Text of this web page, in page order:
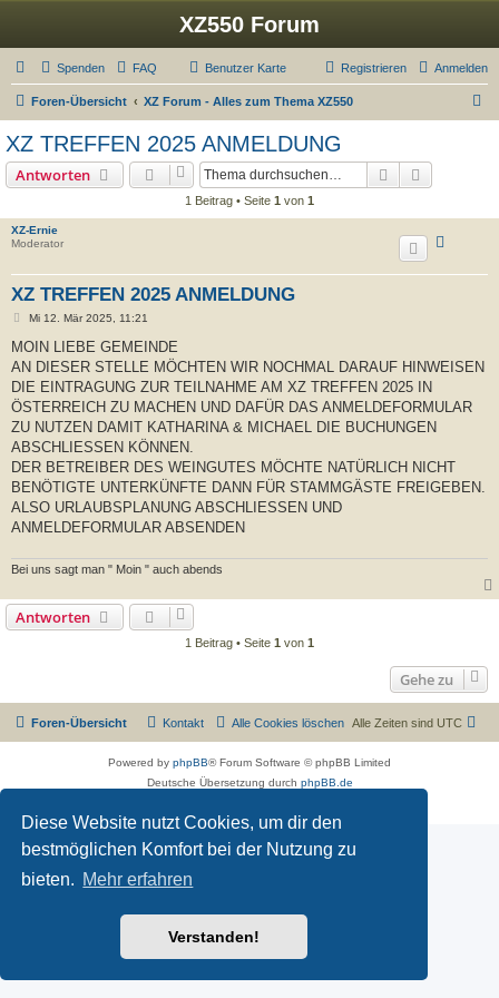
Diese Website nutzt Cookies, um dir den
bestmöglichen Komfort bei der Nutzung zu
bieten. Mehr erfahren
Verstanden!
XZ550 Forum
Spenden FAQ Benutzer Karte Anmelden
Registrieren
Foren-Übersicht XZ Forum - Alles zum Thema XZ550
XZ TREFFEN 2025 ANMELDUNG
Antworten Suche
1 Beitrag • Seite 1 von 1
XZ-Ernie
Moderator
XZ TREFFEN 2025 ANMELDUNG
B
i
r
a
Mi 12. Mär 2025, 11:21
MOIN LIEBE GEMEINDE
AN DIESER STELLE MÖCHTEN WIR NOCHMAL DARAUF HINWEISEN
DIE EINTRAGUNG ZUR TEILNAHME AM XZ TREFFEN 2025 IN
ÖSTERREICH ZU MACHEN UND DAFÜR DAS ANMELDEFORMULAR
ZU NUTZEN DAMIT KATHARINA & MICHAEL DIE BUCHUNGEN
ABSCHLIESSEN KÖNNEN.
DER BETREIBER DES WEINGUTES MÖCHTE NATÜRLICH NICHT
BENÖTIGTE UNTERKÜNFTE DANN FÜR STAMMGÄSTE FREIGEBEN.
ALSO URLAUBSPLANUNG ABSCHLIESSEN UND
ANMELDEFORMULAR ABSENDEN
Bei uns sagt man " Moin " auch abends
Antworten
1 Beitrag • Seite 1 von 1
Gehe zu
Foren-Übersicht Alle Zeiten sind UTC
Alle Cookies löschen
Kontakt
Powered by phpBB® Forum Software © phpBB Limited
Deutsche Übersetzung durch phpBB.de